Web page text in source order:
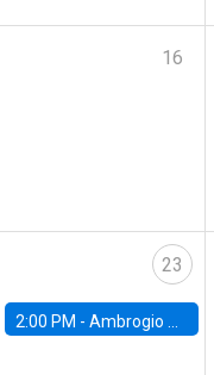
16
23
2:00 PM - Ambrogio Cesa-Bianchi, Bank of England